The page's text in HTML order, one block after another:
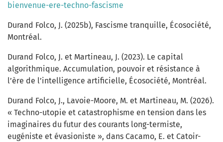
bienvenue-ere-techno-fascisme
Durand Folco, J. (2025b), Fascisme tranquille, Écosociété,
Montréal.
Durand Folco, J. et Martineau, J. (2023). Le capital
algorithmique. Accumulation, pouvoir et résistance à
l’ère de l’intelligence artificielle, Écosociété, Montréal.
Durand Folco, J., Lavoie-Moore, M. et Martineau, M. (2026).
« Techno-utopie et catastrophisme en tension dans les
imaginaires du futur des courants long-termiste,
eugéniste et évasioniste », dans Cacamo, E. et Catoir-